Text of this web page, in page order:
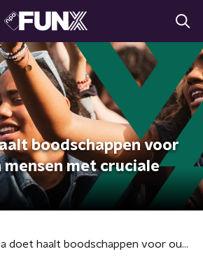
boodschappen voor
mensen met cruciale
Lisa doet haalt boodschappen voor ouderen en mensen met cruciale beroepen!